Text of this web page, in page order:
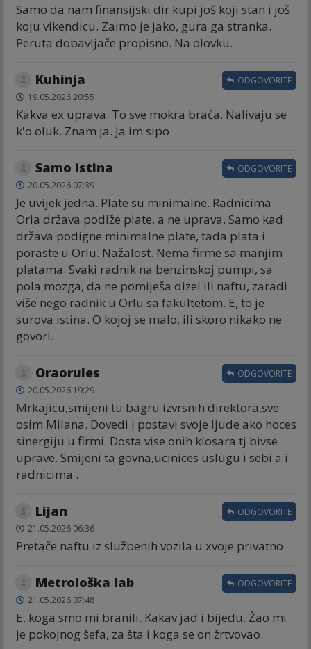
Samo da nam finansijski dir kupi još koji stan i još
koju vikendicu. Zaimo je jako, gura ga stranka.
Peruta dobavljače propisno. Na olovku.
Kuhinja
19.05.2026 20:55
Kakva ex uprava. To sve mokra braća. Nalivaju se
k'o oluk. Znam ja. Ja im sipo
ODGOVORITE
Samo istina
20.05.2026 07:39
Je uvijek jedna. Plate su minimalne. Radnicima
Orla država podiže plate, a ne uprava. Samo kad
država podigne minimalne plate, tada plata i
poraste u Orlu. Nažalost. Nema firme sa manjim
platama. Svaki radnik na benzinskoj pumpi, sa
pola mozga, da ne pomiješa dizel ili naftu, zaradi
više nego radnik u Orlu sa fakultetom. E, to je
surova istina. O kojoj se malo, ili skoro nikako ne
govori.
ODGOVORITE
Oraorules
20.05.2026 19:29
Mrkajicu,smijeni tu bagru izvrsnih direktora,sve
osim Milana. Dovedi i postavi svoje ljude ako hoces
sinergiju u firmi. Dosta vise onih klosara tj bivse
uprave. Smijeni ta govna,ucinices uslugu i sebi a i
radnicima .
ODGOVORITE
Lijan
21.05.2026 06:36
Pretače naftu iz službenih vozila u xvoje privatno
ODGOVORITE
Metrološka lab
21.05.2026 07:48
E, koga smo mi branili. Kakav jad i bijedu. Žao mi
je pokojnog šefa, za šta i koga se on žrtvovao.
ODGOVORITE